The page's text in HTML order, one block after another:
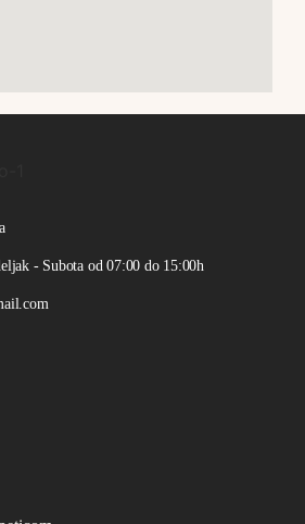
- Subota od 07:00 do 15:00h